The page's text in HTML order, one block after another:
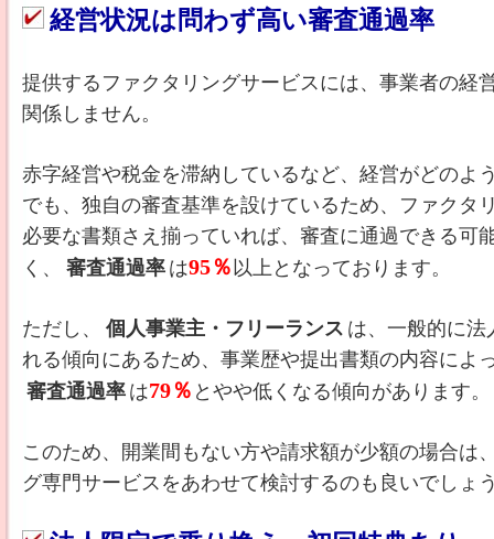
経営状況は問わず高い審査通過率
提供するファクタリングサービスには、事業者の経
関係しません。
赤字経営や税金を滞納しているなど、経営がどのよ
でも、独自の審査基準を設けているため、ファクタ
必要な書類さえ揃っていれば、審査に通過できる可
く、
審査通過率 は95％ 以上となっております。
ただし、 個人事業主・フリーランス は、一般的に法
れる傾向にあるため、事業歴や提出書類の内容によ
審査通過率 は79％ とやや低くなる傾向があります。
このため、開業間もない方や請求額が少額の場合は
グ専門サービスをあわせて検討するのも良いでしょ